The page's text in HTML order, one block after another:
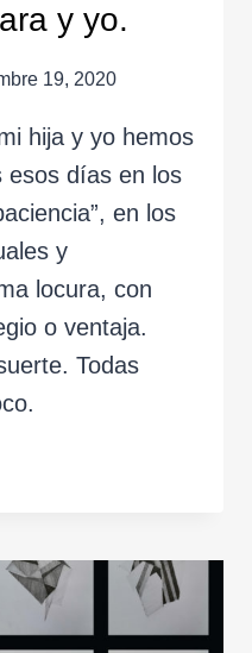
y yo.
19, 2020
hija y yo hemos
esos días en los
en los
y
locura, con
o ventaja.
Todas